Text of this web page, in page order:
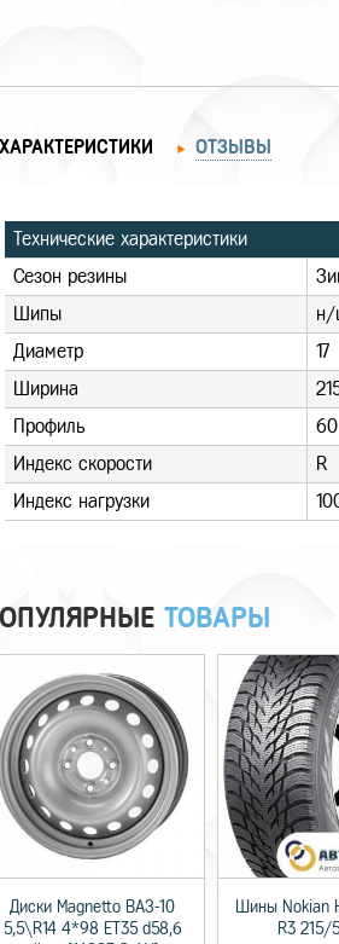
ХАРАКТЕРИСТИКИ ОТЗЫВЫ
Технические характеристики
Сезон резины
Шипы
Диаметр
17
Ширина
Профиль
60
Индекс скорости
R
Индекс нагрузки
ТОВАРЫ
Диски Magnetto ВАЗ-10
5,5\R14 4*98 ET35 d58,6
Шины Nokian
R3 215/